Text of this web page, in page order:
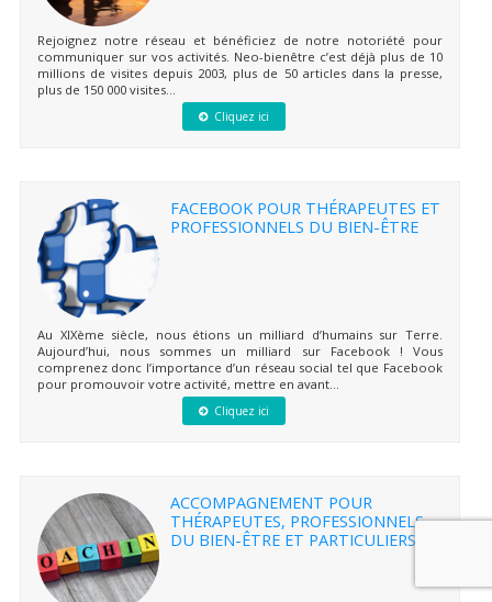
Rejoignez notre réseau et bénéficiez de notre notoriété pour
communiquer sur vos activités. Neo-bienêtre c’est déjà plus de 10
millions de visites depuis 2003, plus de 50 articles dans la presse,
plus de 150 000 visites...
Cliquez ici
FACEBOOK POUR THÉRAPEUTES ET
PROFESSIONNELS DU BIEN-ÊTRE
Au XIXème siècle, nous étions un milliard d’humains sur Terre.
Aujourd’hui, nous sommes un milliard sur Facebook ! Vous
comprenez donc l’importance d’un réseau social tel que Facebook
pour promouvoir votre activité, mettre en avant...
Cliquez ici
ACCOMPAGNEMENT POUR
THÉRAPEUTES, PROFESSIONNELS
DU BIEN-ÊTRE ET PARTICULIERS